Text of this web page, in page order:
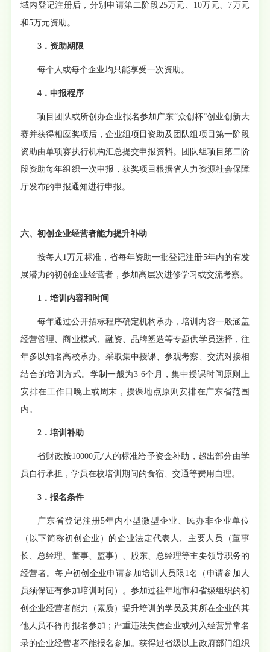
域内登记注册后，分别申请第二阶段25万元、10万元、7万元
和5万元资助。
3．资助期限
每个人或每个企业均只能享受一次资助。
4．申报程序
项目团队或所创办企业报名参加广东“众创杯”创业创新大
赛并获得相应奖项后，企业组项目资助及团队组项目第一阶段
资助由单项赛执行机构汇总提交申报资料。团队组项目第二阶
段资助每年组织一次申报，获奖项目根据省人力资源社会保障
厅发布的申报通知进行申报。
六、初创企业经营者能力提升补助
按每人 1万元标准，省每年资助一批登记注册5年内的有发
展潜力的初创企业经营者，参加高层次进修学习或交流考察。
1．培训内容和时间
每年通过公开招标程序确定机构承办，培训内容一般涵盖
经营管理、商业模式、融资、品牌塑造等专题供学员选择，往
年多以知名高校承办。采取集中授课、参观考察、交流对接相
结合的培训方式。学制一般为3-6个月，集中授课时间原则上
安排在工作日晚上或周末，授课地点原则安排在广东省范围
内。
2．培训补助
省财政按10000元/ 人的标准给予资金补助，超出部分由学
员自行承担，学员在校培训期间的食宿、交通等费用自理。
3．报名条件
广东省登记注册5年内小型微型企业、民办非企业单位
（以下简称初创企业）的企业法定代表人、主要人员（董事
长、总经理、董事、监事）、股东、总经理等主要领导职务的
经营者。每户初创企业申请参加培训人员限1名（申请参加人
员须保证有参加培训时间）。参加过往年地市和省级组织的初
创企业经营者能力（素质）提升培训的学员及其所在企业的其
他人员不得再报名参加；严重违法失信企业或列入经营异常名
录的企业经营者不能报名参加。获得过省级以上政府部门组织